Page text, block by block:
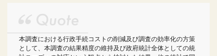
本調査における行政手続コストの削減及び調査の効率化の方策
として、本調査の結果精度の維持及び政府統計全体としての統